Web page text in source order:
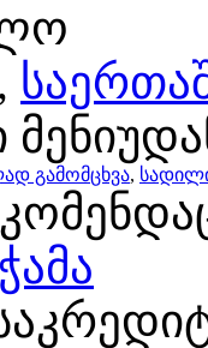
,
გამომცხვა,